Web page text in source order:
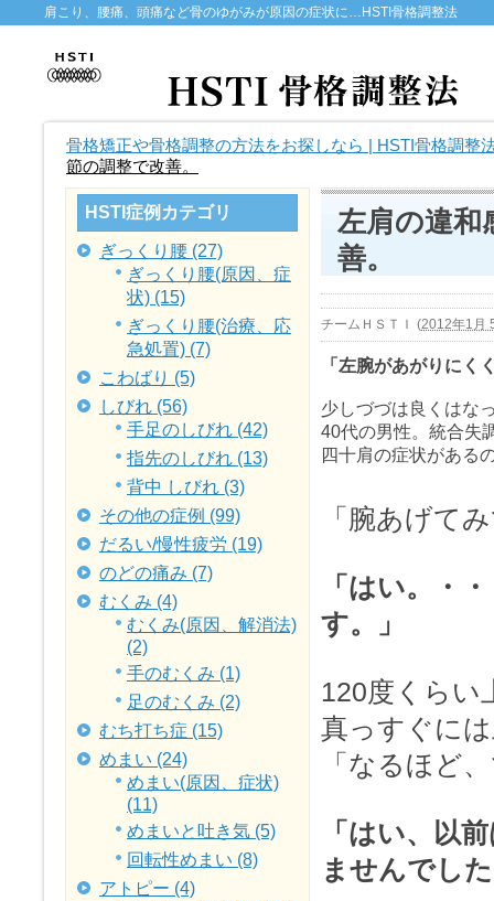
肩こり、腰痛、頭痛など骨のゆがみが原因の症状に…HSTI骨格調整法
骨格矯正や骨格調整の方法をお探しなら | HSTI骨格調整
節の調整で改善。
左肩の違和
善。
チームＨＳＴＩ (2012年1月
「左腕があがりにく
少しづづは良くはな
40代の男性。統合失
四十肩の症状がある
「腕あげて
「はい。・
す。」
120度くらい
真っすぐに
「なるほど
「はい、以
ませんでし
HSTI症例カテゴリ
ぎっくり腰 (27)
ぎっくり腰(原因、症
状) (15)
ぎっくり腰(治療、応
急処置) (7)
こわばり (5)
しびれ (56)
手足のしびれ (42)
指先のしびれ (13)
背中 しびれ (3)
その他の症例 (99)
だるい/慢性疲労 (19)
のどの痛み (7)
むくみ (4)
むくみ(原因、解消法)
(2)
手のむくみ (1)
足のむくみ (2)
むち打ち症 (15)
めまい (24)
めまい(原因、症状)
(11)
めまいと吐き気 (5)
回転性めまい (8)
アトピー (4)